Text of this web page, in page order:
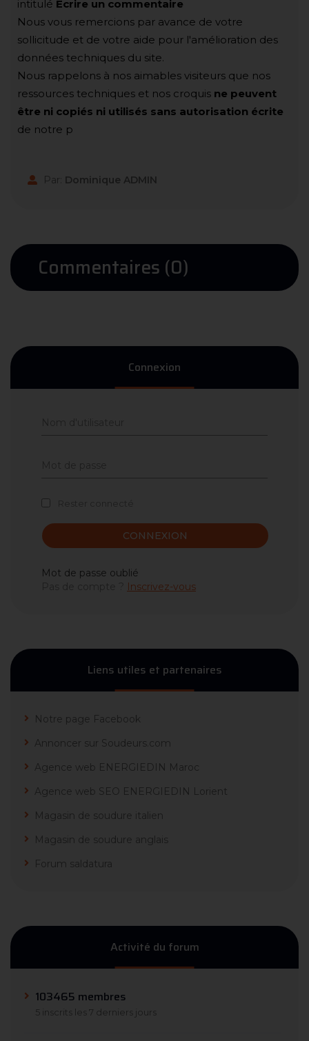
intitulé Ecrire un commentaire
Nous vous remercions par avance de votre
sollicitude et de votre aide pour l'amélioration des
données techniques du site.
Nous rappelons à nos aimables visiteurs que nos
ressources techniques et nos croquis ne peuvent
être ni copiés ni utilisés sans autorisation écrite
de notre p
Par: Dominique ADMIN
Commentaires (0)
Connexion
CONNEXION
Mot de passe oublié
Inscrivez-vous
Liens utiles et partenaires
Notre page Facebook
Annoncer sur Soudeurs.com
Agence web ENERGIEDIN Maroc
Agence web SEO ENERGIEDIN Lorient
Magasin de soudure italien
Magasin de soudure anglais
Forum saldatura
Activité du forum
103465 membres
5 inscrits les 7 derniers jours